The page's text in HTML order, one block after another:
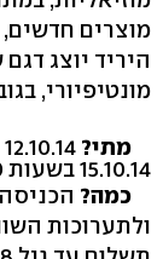
מוצרים חדשים,
היריד יוצג
מונטיפיורי, בגובה 2 מטרים, העשוי
מתי?
15.10.14 בשעות 10:00 עד 14:00
כמה?
ולתערוכות